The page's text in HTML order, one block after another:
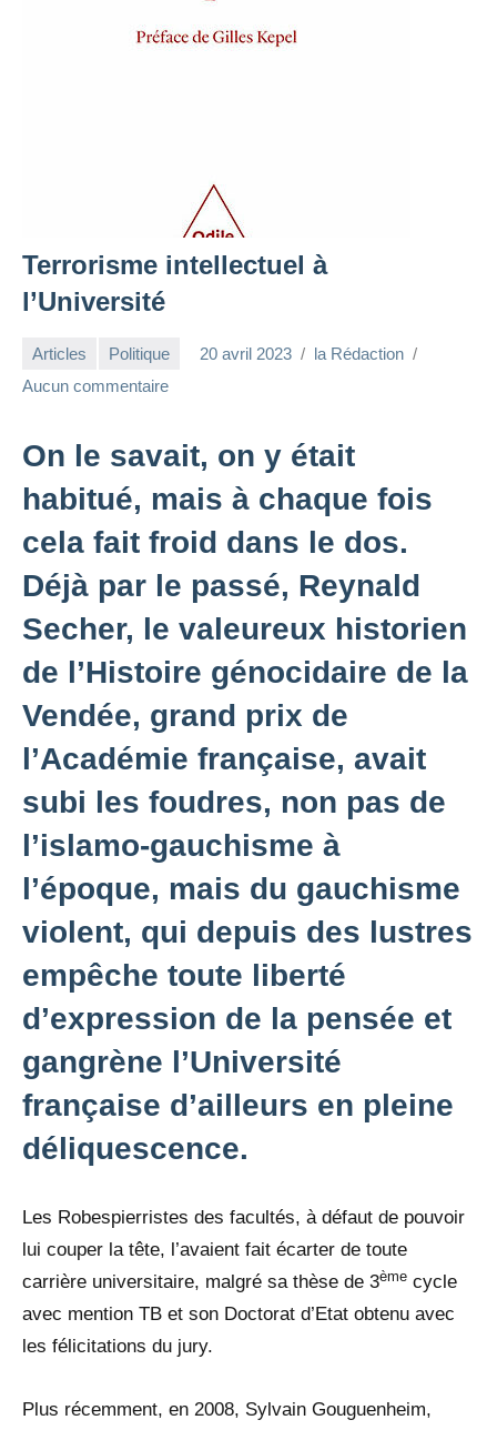
Terrorisme intellectuel à
l’Université
Articles Politique 20 avril 2023
la Rédaction
Aucun commentaire
On le savait, on y était
habitué, mais à chaque fois
cela fait froid dans le dos.
Déjà par le passé, Reynald
Secher, le valeureux historien
de l’Histoire génocidaire de la
Vendée, grand prix de
l’Académie française, avait
subi les foudres, non pas de
l’islamo-gauchisme à
l’époque, mais du gauchisme
violent, qui depuis des lustres
empêche toute liberté
d’expression de la pensée et
gangrène l’Université
française d’ailleurs en pleine
déliquescence.
Les Robespierristes des facultés, à défaut de pouvoir
lui couper la tête, l’avaient fait écarter de toute
carrière universitaire, malgré sa thèse de 3ème cycle
avec mention TB et son Doctorat d’Etat obtenu avec
les félicitations du jury.
Plus récemment, en 2008, Sylvain Gouguenheim,